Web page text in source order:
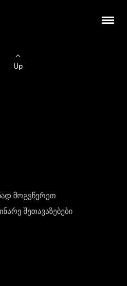
Up
მოგვწერეთ
შეთავაზებები